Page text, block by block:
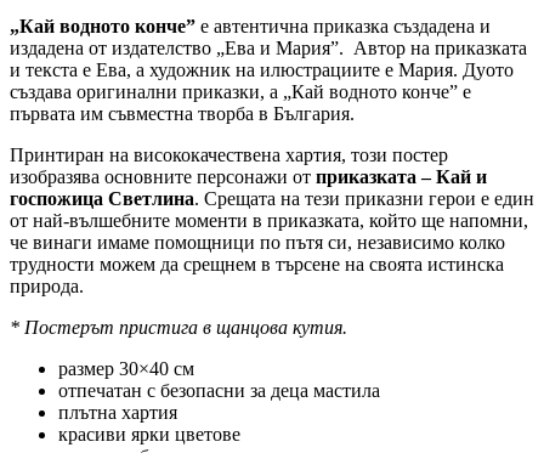
„Кай водното конче” е автентична приказка създадена и
издадена от издателство „Ева и Мария”. Автор на приказката
и текста е Ева, а художник на илюстрациите е Мария. Дуото
създава оригинални приказки, а „Кай водното конче” е
първата им съвместна творба в България.
Принтиран на висококачествена хартия, този постер
изобразява основните персонажи от приказката – Кай и
госпожица Светлина. Срещата на тези приказни герои е един
от най-вълшебните моменти в приказката, който ще напомни,
че винаги имаме помощници по пътя си, независимо колко
трудности можем да срещнем в търсене на своята истинска
природа.
* Постерът пристига в щанцова кутия.
размер 30×40 см
отпечатан с безопасни за деца мастила
плътна хартия
красиви ярки цветове